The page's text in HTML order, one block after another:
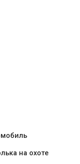
на охоте